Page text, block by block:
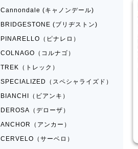
電動自転車・電動アシスト自転
車
ームR・EX
買取価格
¥
Cannondale (キャノンデール)
BRIDGESTONE (ブリヂストン)
PINARELLO（ピナレロ）
COLNAGO（コルナゴ）
TREK（トレック）
SPECIALIZED（スペシャライズド）
BIANCHI（ビアンキ）
DEROSA（デローザ）
ANCHOR（アンカー）
CERVELO（サーベロ）